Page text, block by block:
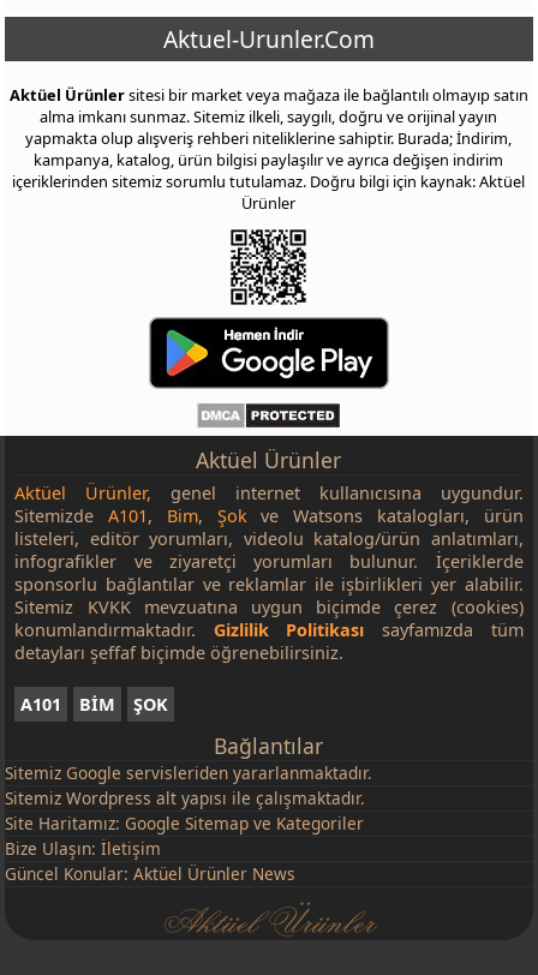
Aktuel-Urunler.Com
Aktüel Ürünlersitesi bir market veya mağaza ile bağlantılı olmayıp satın
alma imkanı sunmaz. Sitemiz ilkeli, saygılı, doğru ve orijinal yayın
yapmakta olup alışveriş rehberi niteliklerine sahiptir. Burada; İndirim,
kampanya, katalog, ürün bilgisi paylaşılır ve ayrıca değişen indirim
içeriklerinden sitemiz sorumlu tutulamaz. Doğru bilgi için kaynak: Aktüel
Ürünler
Aktüel Ürünler
Aktüel Ürünler, genel internet kullanıcısına uygundur.
SitemizdeA101, Bim, Şokve Watsons katalogları, ürün
listeleri, editör yorumları, videolu katalog/ürün anlatımları,
infografikler ve ziyaretçi yorumları bulunur. İçeriklerde
sponsorlu bağlantılar ve reklamlar ile işbirlikleri yer alabilir.
Sitemiz KVKK mevzuatına uygun biçimde çerez (cookies)
konumlandırmaktadır. Gizlilik Politikası sayfamızda tüm
detayları şeffaf biçimde öğrenebilirsiniz.
A101 BİM ŞOK
Bağlantılar
Sitemiz Google servisleriden yararlanmaktadır.
Sitemiz Wordpress alt yapısı ile çalışmaktadır.
Site Haritamız: Google Sitemap ve Kategoriler
Bize Ulaşın:İletişim
Güncel Konular:Aktüel Ürünler News